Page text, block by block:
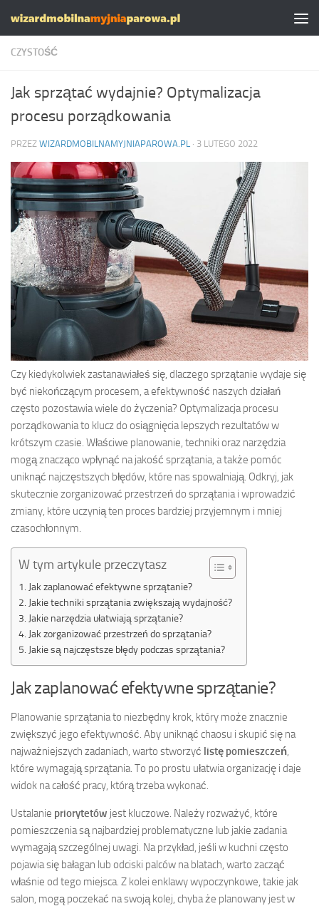
Skip to content
CZYSTOŚĆ
Jak sprzątać wydajnie? Optymalizacja
procesu porządkowania
PRZEZ WIZARDMOBILNAMYJNIAPAROWA.PL · 3 LUTEGO 2022
Czy kiedykolwiek zastanawiałeś się, dlaczego sprzątanie wydaje się
być niekończącym procesem, a efektywność naszych działań
często pozostawia wiele do życzenia? Optymalizacja procesu
porządkowania to klucz do osiągnięcia lepszych rezultatów w
krótszym czasie. Właściwe planowanie, techniki oraz narzędzia
mogą znacząco wpłynąć na jakość sprzątania, a także pomóc
uniknąć najczęstszych błędów, które nas spowalniają. Odkryj, jak
skutecznie zorganizować przestrzeń do sprzątania i wprowadzić
zmiany, które uczynią ten proces bardziej przyjemnym i mniej
czasochłonnym.
W tym artykule przeczytasz
Jak zaplanować efektywne sprzątanie?
Jakie techniki sprzątania zwiększają wydajność?
Jakie narzędzia ułatwiają sprzątanie?
Jak zorganizować przestrzeń do sprzątania?
Jakie są najczęstsze błędy podczas sprzątania?
Jak zaplanować efektywne sprzątanie?
Planowanie sprzątania to niezbędny krok, który może znacznie
zwiększyć jego efektywność. Aby uniknąć chaosu i skupić się na
najważniejszych zadaniach, warto stworzyć listę pomieszczeń,
które wymagają sprzątania. To po prostu ułatwia organizację i daje
widok na całość pracy, którą trzeba wykonać.
Ustalanie priorytetów jest kluczowe. Należy rozważyć, które
pomieszczenia są najbardziej problematyczne lub jakie zadania
wymagają szczególnej uwagi. Na przykład, jeśli w kuchni często
pojawia się bałagan lub odciski palców na blatach, warto zacząć
właśnie od tego miejsca. Z kolei enklawy wypoczynkowe, takie jak
salon, mogą poczekać na swoją kolej, chyba że planowany jest w